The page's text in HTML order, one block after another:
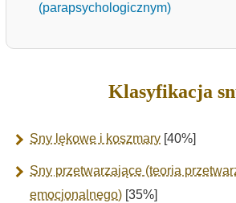
(parapsychologicznym)
Klasyfikacja
Sny lękowe i koszmary [40%]
Sny przetwarzające (teoria
emocjonalnego) [35%]